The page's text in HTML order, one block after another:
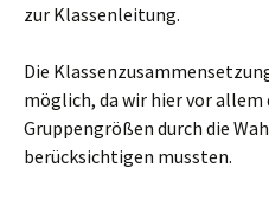
zur Klassenleitung.
Die
möglich, da wir hier vor allem
Gruppengrößen durch die
berücksichtigen mussten.